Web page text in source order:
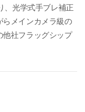
、光学式手ブレ補正
らメインカメラ級の
社フラッグシップ